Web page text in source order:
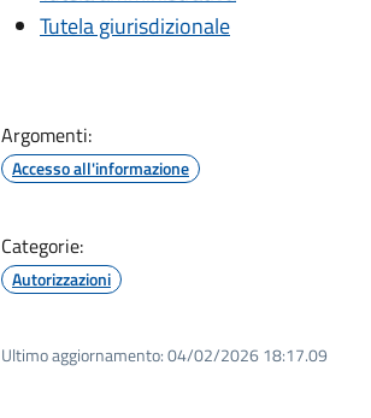
Tutela giurisdizionale
Argomenti:
Accesso all'informazione
Categorie:
Autorizzazioni
Ultimo aggiornamento:04/02/2026 18:17.09